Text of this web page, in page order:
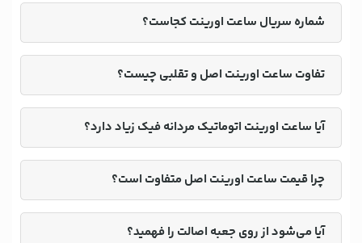
شماره سریال ساعت اورینت کجاست؟
تفاوت ساعت اورینت اصل و تقلبی چیست؟
آیا ساعت اورینت اتوماتیک مردانه فیک زیاد دارد؟
چرا قیمت ساعت اورینت اصل متفاوت است؟
آیا می‌شود از روی جعبه اصالت را فهمید؟